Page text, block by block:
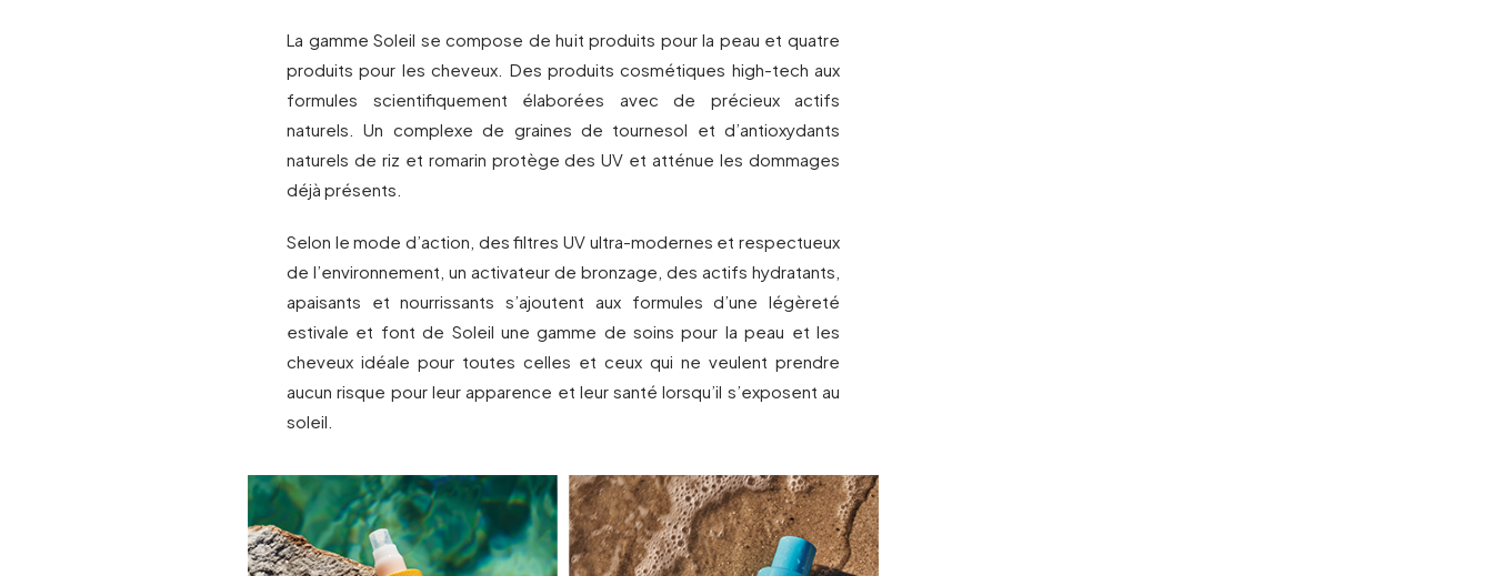
La gamme Soleil se compose de huit produits pour la peau et quatre
produits pour les cheveux. Des produits cosmétiques high-tech aux
formules scientifiquement élaborées avec de précieux actifs
naturels. Un complexe de graines de tournesol et d’antioxydants
naturels de riz et romarin protège des UV et atténue les dommages
déjà présents.
Selon le mode d’action, des filtres UV ultra-modernes et respectueux
de l’environnement, un activateur de bronzage, des actifs hydratants,
apaisants et nourrissants s’ajoutent aux formules d’une légèreté
estivale et font de Soleil une gamme de soins pour la peau et les
cheveux idéale pour toutes celles et ceux qui ne veulent prendre
aucun risque pour leur apparence et leur santé lorsqu’il s’exposent au
soleil.